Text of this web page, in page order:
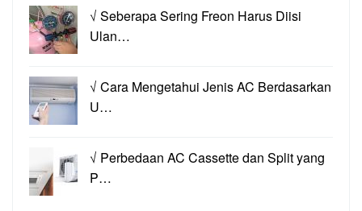
√ Seberapa Sering Freon Harus Diisi
Ulan…
√ Cara Mengetahui Jenis AC Berdasarkan
U…
√ Perbedaan AC Cassette dan Split yang
P…